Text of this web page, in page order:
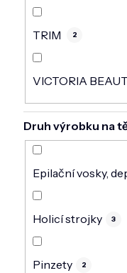
TRIM 2
VICTORIA
Druh výrobku na
Epilační vosky,
Holicí strojky 3
Pinzety 2